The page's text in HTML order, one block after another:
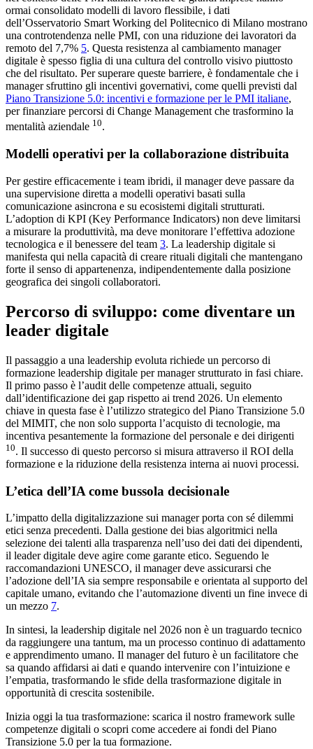
ormai consolidato modelli di lavoro flessibile, i dati
dell’Osservatorio Smart Working del Politecnico di Milano mostrano
una controtendenza nelle PMI, con una riduzione dei lavoratori da
remoto del 7,7% 5. Questa resistenza al cambiamento manager
digitale è spesso figlia di una cultura del controllo visivo piuttosto
che del risultato. Per superare queste barriere, è fondamentale che i
manager sfruttino gli incentivi governativi, come quelli previsti dal
Piano Transizione 5.0: incentivi e formazione per le PMI italiane,
per finanziare percorsi di Change Management che trasformino la
mentalità aziendale 10.
Modelli operativi per la collaborazione distribuita
Per gestire efficacemente i team ibridi, il manager deve passare da
una supervisione diretta a modelli operativi basati sulla
comunicazione asincrona e su ecosistemi digitali strutturati.
L’adoption di KPI (Key Performance Indicators) non deve limitarsi
a misurare la produttività, ma deve monitorare l’effettiva adozione
tecnologica e il benessere del team 3. La leadership digitale si
manifesta qui nella capacità di creare rituali digitali che mantengano
forte il senso di appartenenza, indipendentemente dalla posizione
geografica dei singoli collaboratori.
Percorso di sviluppo: come diventare un
leader digitale
Il passaggio a una leadership evoluta richiede un percorso di
formazione leadership digitale per manager strutturato in fasi chiare.
Il primo passo è l’audit delle competenze attuali, seguito
dall’identificazione dei gap rispetto ai trend 2026. Un elemento
chiave in questa fase è l’utilizzo strategico del Piano Transizione 5.0
del MIMIT, che non solo supporta l’acquisto di tecnologie, ma
incentiva pesantemente la formazione del personale e dei dirigenti
10. Il successo di questo percorso si misura attraverso il ROI della
formazione e la riduzione della resistenza interna ai nuovi processi.
L’etica dell’IA come bussola decisionale
L’impatto della digitalizzazione sui manager porta con sé dilemmi
etici senza precedenti. Dalla gestione dei bias algoritmici nella
selezione dei talenti alla trasparenza nell’uso dei dati dei dipendenti,
il leader digitale deve agire come garante etico. Seguendo le
raccomandazioni UNESCO, il manager deve assicurarsi che
l’adozione dell’IA sia sempre responsabile e orientata al supporto del
capitale umano, evitando che l’automazione diventi un fine invece di
un mezzo 7.
In sintesi, la leadership digitale nel 2026 non è un traguardo tecnico
da raggiungere una tantum, ma un processo continuo di adattamento
e apprendimento umano. Il manager del futuro è un facilitatore che
sa quando affidarsi ai dati e quando intervenire con l’intuizione e
l’empatia, trasformando le sfide della trasformazione digitale in
opportunità di crescita sostenibile.
Inizia oggi la tua trasformazione: scarica il nostro framework sulle
competenze digitali o scopri come accedere ai fondi del Piano
Transizione 5.0 per la tua formazione.